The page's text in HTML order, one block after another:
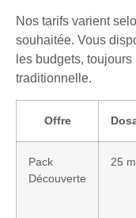
Nos tarifs varient
souhaitée. Vous
les budgets,
traditionnelle.
Offre
Pack
Découverte
25